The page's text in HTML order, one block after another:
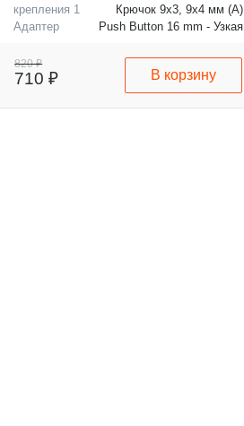
крепления 1
Крючок 9x3, 9x4 мм (A)
Адаптер
Push Button 16 mm - Узкая
820 ₽
710 ₽ В корзину